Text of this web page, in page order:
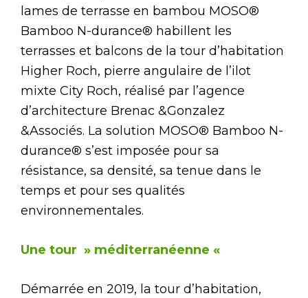
lames de terrasse en bambou MOSO®
Bamboo N-durance® habillent les
terrasses et balcons de la tour d’habitation
Higher Roch, pierre angulaire de l’ilot
mixte City Roch, réalisé par l’agence
d’architecture Brenac &Gonzalez
&Associés. La solution MOSO® Bamboo N-
durance® s’est imposée pour sa
résistance, sa densité, sa tenue dans le
temps et pour ses qualités
environnementales.
Une tour » méditerranéenne «
Démarrée en 2019, la tour d’habitation,